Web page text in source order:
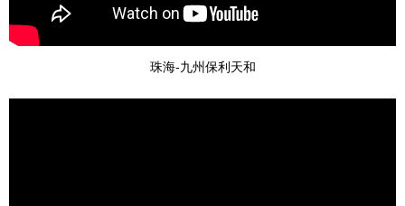
珠海-九州保利天和